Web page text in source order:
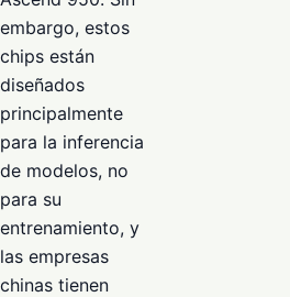
embargo, estos
chips están
diseñados
principalmente
para la inferencia
de modelos, no
para su
entrenamiento, y
las empresas
chinas tienen